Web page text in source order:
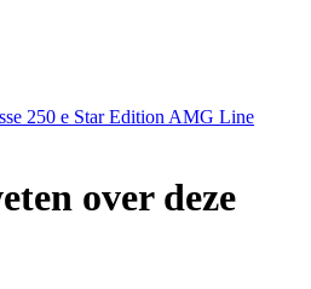
250 e Star Edition AMG Line
over deze